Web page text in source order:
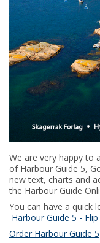
We are very happy to
of Harbour Guide 5,
new text, charts and
the Harbour Guide
You can have a quick
Harbour Guide 5 -
Order Harbour Guide 5